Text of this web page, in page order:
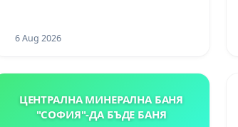
Александър I“ и Хуманитарна
6 Aug 2026
ЦЕНТРАЛНА МИНЕРАЛНА БАНЯ
"СОФИЯ"-ДА БЪДЕ БАНЯ